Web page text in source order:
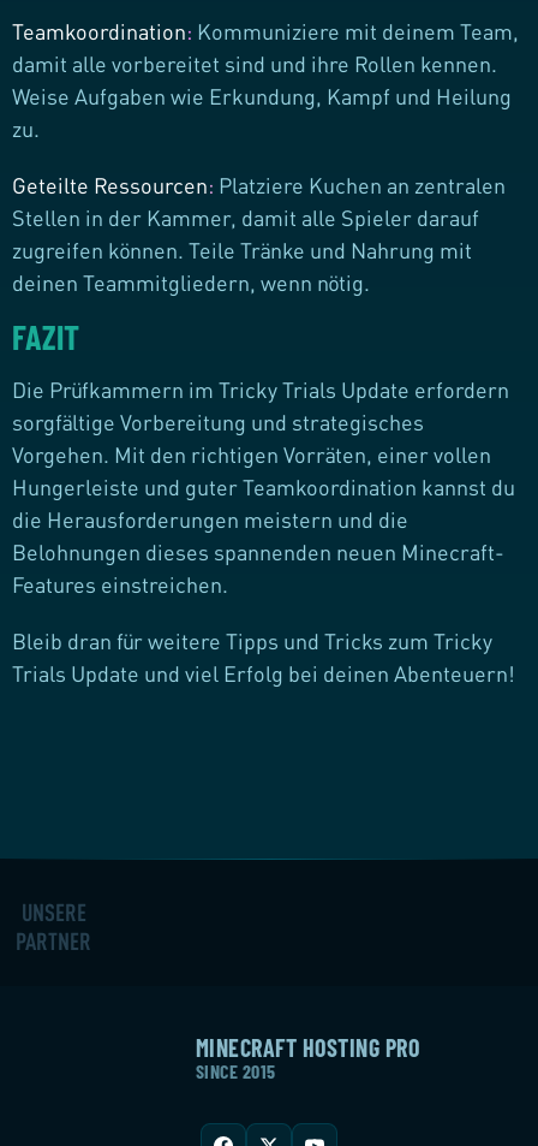
Teamkoordination: Kommuniziere mit deinem Team,
damit alle vorbereitet sind und ihre Rollen kennen.
Weise Aufgaben wie Erkundung, Kampf und Heilung
zu.
Geteilte Ressourcen: Platziere Kuchen an zentralen
Stellen in der Kammer, damit alle Spieler darauf
zugreifen können. Teile Tränke und Nahrung mit
deinen Teammitgliedern, wenn nötig.
FAZIT
Die Prüfkammern im Tricky Trials Update erfordern
sorgfältige Vorbereitung und strategisches
Vorgehen. Mit den richtigen Vorräten, einer vollen
Hungerleiste und guter Teamkoordination kannst du
die Herausforderungen meistern und die
Belohnungen dieses spannenden neuen Minecraft-
Features einstreichen.
Bleib dran für weitere Tipps und Tricks zum Tricky
Trials Update und viel Erfolg bei deinen Abenteuern!
UNSERE
PARTNER
MINECRAFT HOSTING PRO
SINCE 2015